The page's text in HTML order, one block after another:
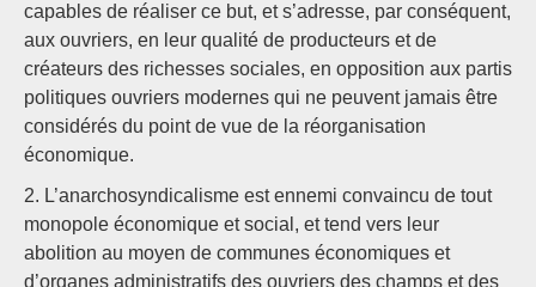
capables de réaliser ce but, et s’adresse, par conséquent,
aux ouvriers, en leur qualité de producteurs et de
créateurs des richesses sociales, en opposition aux partis
politiques ouvriers modernes qui ne peuvent jamais être
considérés du point de vue de la réorganisation
économique.
2. L’anarchosyndicalisme est ennemi convaincu de tout
monopole économique et social, et tend vers leur
abolition au moyen de communes économiques et
d’organes administratifs des ouvriers des champs et des